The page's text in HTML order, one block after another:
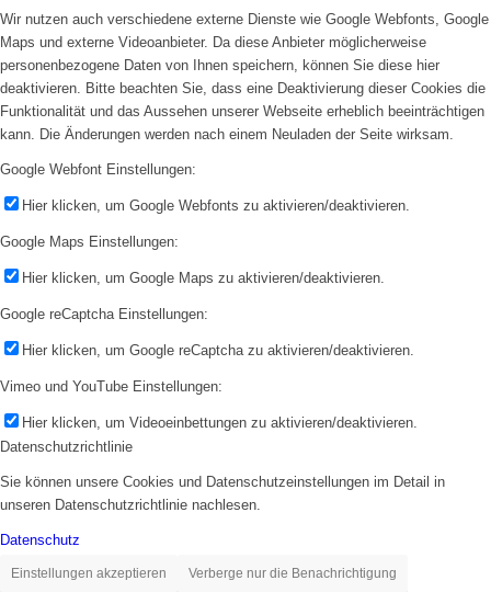
Wir nutzen auch verschiedene externe Dienste wie Google Webfonts, Google
Maps und externe Videoanbieter. Da diese Anbieter möglicherweise
personenbezogene Daten von Ihnen speichern, können Sie diese hier
deaktivieren. Bitte beachten Sie, dass eine Deaktivierung dieser Cookies die
Funktionalität und das Aussehen unserer Webseite erheblich beeinträchtigen
kann. Die Änderungen werden nach einem Neuladen der Seite wirksam.
Google Webfont Einstellungen:
Hier klicken, um Google Webfonts zu aktivieren/deaktivieren.
Google Maps Einstellungen:
Hier klicken, um Google Maps zu aktivieren/deaktivieren.
Google reCaptcha Einstellungen:
Hier klicken, um Google reCaptcha zu aktivieren/deaktivieren.
Vimeo und YouTube Einstellungen:
Hier klicken, um Videoeinbettungen zu aktivieren/deaktivieren.
Datenschutzrichtlinie
Sie können unsere Cookies und Datenschutzeinstellungen im Detail in
unseren Datenschutzrichtlinie nachlesen.
Datenschutz
Einstellungen akzeptieren Verberge nur die Benachrichtigung